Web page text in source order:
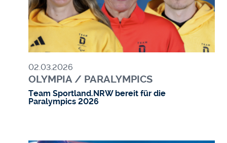
02.03.2026
OLYMPIA / PARALYMPICS
Team Sportland.NRW bereit für die
Paralympics 2026